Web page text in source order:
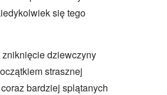
się tego
dziewczyny
strasznej
bardziej splątanych